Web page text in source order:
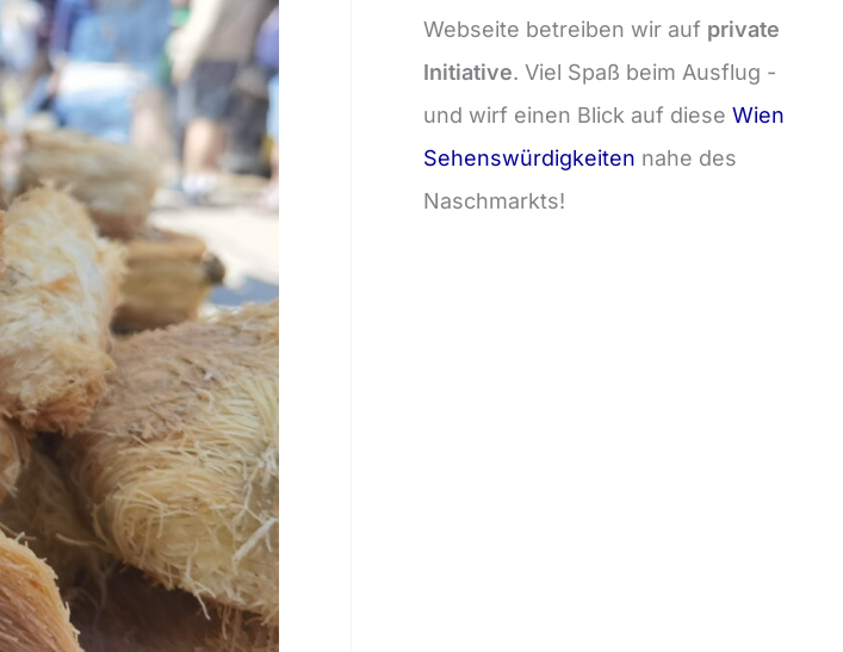
Webseite betreiben wir auf private
Initiative. Viel Spaß beim Ausflug -
und wirf einen Blick auf diese Wien
Sehenswürdigkeiten nahe des
Naschmarkts!